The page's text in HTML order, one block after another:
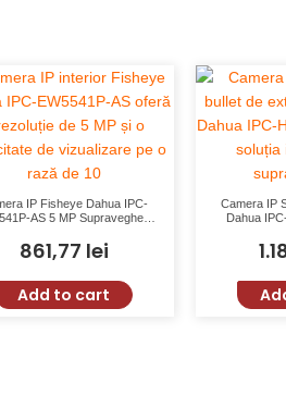
IP Fisheye Dahua IPC-
AS 5 MP Supraveghere
861,77 lei
Add to cart
Camera IP
Dahua